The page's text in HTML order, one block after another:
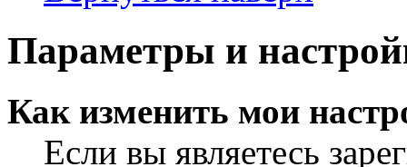
Параметры и
Как изменить мои
Если вы являетесь